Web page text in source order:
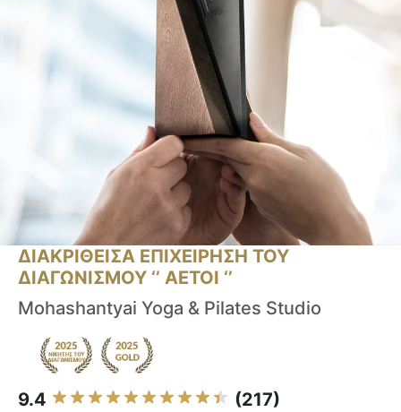
ΔΙΑΚΡΙΘΕΙΣΑ ΕΠΙΧΕΙΡΗΣΗ ΤΟΥ
ΔΙΑΓΩΝΙΣΜΟΥ ‘’ ΑΕΤΟΙ ‘’
Mohashantyai Yoga & Pilates Studio
9.4 (217)